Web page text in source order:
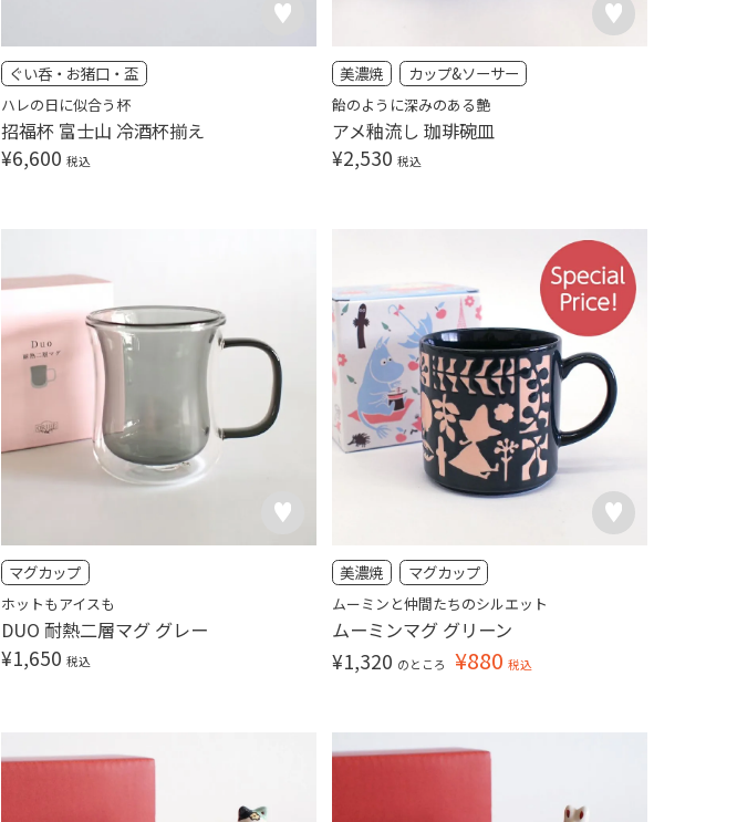
ぐい呑・お猪口・盃
ハレの日に似合う杯
招福杯 富士山 冷酒杯揃え
¥6,600 税込
美濃焼 カップ&ソーサー
飴のように深みのある艶
アメ釉流し 珈琲碗皿
¥2,530 税込
マグカップ
ホットもアイスも
DUO 耐熱二層マグ グレー
¥1,650 税込
美濃焼 マグカップ
ムーミンと仲間たちのシルエット
ムーミンマグ グリーン
¥1,320 のところ ¥880 税込